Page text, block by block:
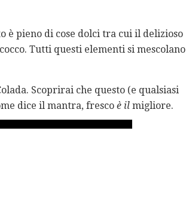
è pieno di cose dolci tra cui il delizioso
Tutti questi elementi si mescolano
Scoprirai che questo (e qualsiasi
dice il mantra, fresco è il migliore.